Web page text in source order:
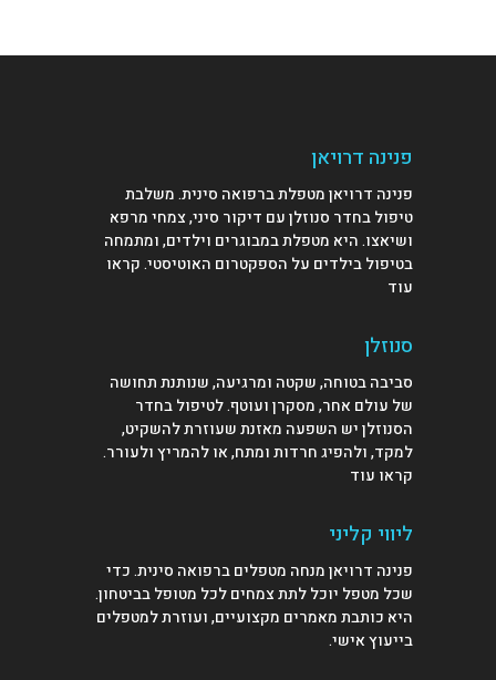
פנינה דרויאן
פנינה דרויאן מטפלת ברפואה סינית. משלבת
טיפול בחדר סנוזלן עם דיקור סיני, צמחי מרפא
ושיאצו. היא מטפלת במבוגרים וילדים, ומתמחה
בטיפול בילדים על הספקטרום האוטיסטי.קראו
עוד
סנוזלן
סביבה בטוחה, שקטה ומרגיעה, שנותנת תחושה
של עולם אחר, מסקרן ועוטף. לטיפול בחדר
הסנוזלן יש השפעה מאזנת שעוזרת להשקיט,
למקד, ולהפיג חרדות ומתח, או להמריץ ולעורר.
קראו עוד
ליווי קליני
פנינה דרויאן מנחה מטפלים ברפואה סינית. כדי
שכל מטפל יוכל לתת צמחים לכל מטופל בביטחון.
היא כותבת מאמרים מקצועיים, ועוזרת למטפלים
בייעוץ אישי.